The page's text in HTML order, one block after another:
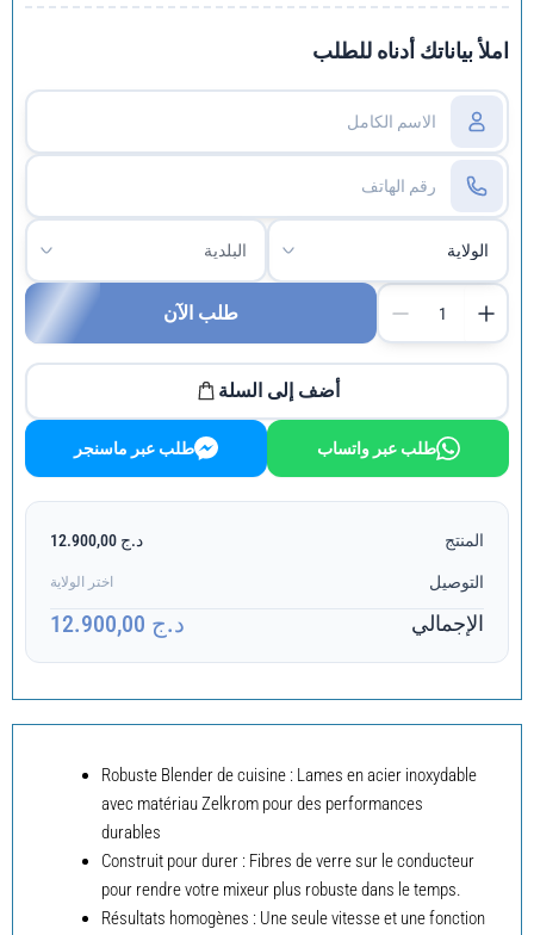
initial
actuel
est :
املأ بياناتك أدناه للطلب
طلب الآن
أضف إلى السلة
طلب عبر واتساب طلب عبر ماسنجر
المنتج د.ج 12.900,00
التوصيل اختر الولاية
الإجمالي د.ج 12.900,00
Robuste Blender de cuisine : Lames en acier inoxydable
avec matériau Zelkrom pour des performances
durables
Construit pour durer : Fibres de verre sur le conducteur
pour rendre votre mixeur plus robuste dans le temps.
Résultats homogènes : Une seule vitesse et une fonction